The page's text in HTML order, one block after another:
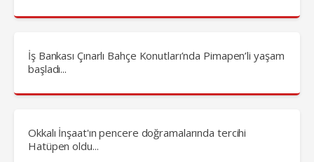
İş Bankası Çınarlı Bahçe Konutları’nda Pimapen’li yaşam
başladı...
Okkalı İnşaat'ın pencere doğramalarında tercihi
Hatüpen oldu...